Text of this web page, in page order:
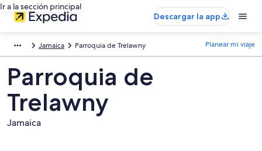
Ir a la sección principal
Descargar la app
Jamaica Parroquia de Trelawny Planear mi viaje
Parroquia de
Trelawny
Jamaica